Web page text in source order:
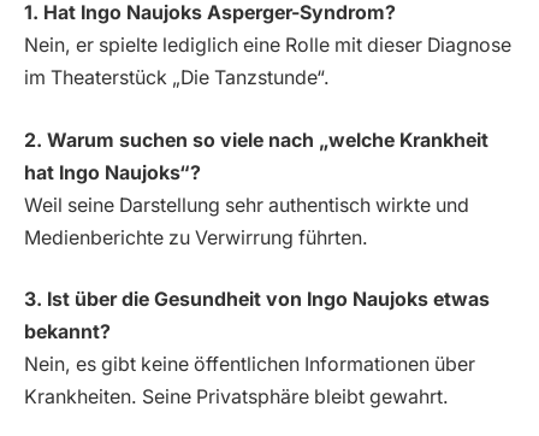
1. Hat Ingo Naujoks Asperger-Syndrom?
Nein, er spielte lediglich eine Rolle mit dieser Diagnose
im Theaterstück „Die Tanzstunde“.
2. Warum suchen so viele nach „welche Krankheit
hat Ingo Naujoks“?
Weil seine Darstellung sehr authentisch wirkte und
Medienberichte zu Verwirrung führten.
3. Ist über die Gesundheit von Ingo Naujoks etwas
bekannt?
Nein, es gibt keine öffentlichen Informationen über
Krankheiten. Seine Privatsphäre bleibt gewahrt.